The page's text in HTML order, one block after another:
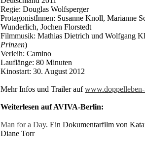
Regie: Douglas Wolfsperger
ProtagonistInnen: Susanne Knoll, Marianne
Wunderlich, Jochen Florstedt
Filmmusik: Mathias Dietrich und Wolfgang
Prinzen)
Verleih: Camino
Lauflänge: 80 Minuten
Kinostart: 30. August 2012
Mehr Infos und Trailer auf
Weiterlesen auf AVIVA-Berlin:
Man for a Day. Ein Dokumentarfilm von
Diane Torr